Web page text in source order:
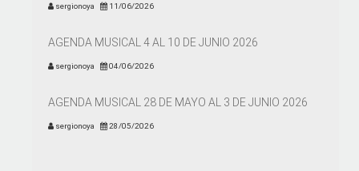
sergionoya 11/06/2026
AGENDA MUSICAL 4 AL 10 DE JUNIO 2026
sergionoya 04/06/2026
AGENDA MUSICAL 28 DE MAYO AL 3 DE JUNIO 2026
sergionoya 28/05/2026